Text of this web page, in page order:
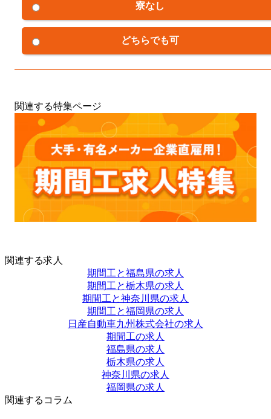
寮なし
どちらでも可
関連する特集ページ
関連する求人
期間工と福島県の求人
期間工と栃木県の求人
期間工と神奈川県の求人
期間工と福岡県の求人
日産自動車九州株式会社の求人
期間工の求人
福島県の求人
栃木県の求人
神奈川県の求人
福岡県の求人
関連するコラム